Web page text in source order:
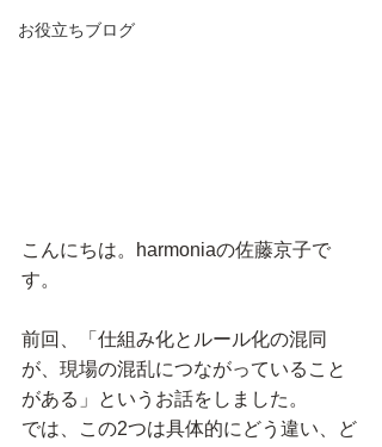
お役立ちブログ
こんにちは。harmoniaの佐藤京子で
す。
前回、「仕組み化とルール化の混同
が、現場の混乱につながっていること
がある」というお話をしました。
では、この2つは具体的にどう違い、ど